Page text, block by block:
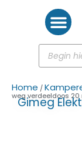
Home /
weg verdeeldoos 20
Gimeg